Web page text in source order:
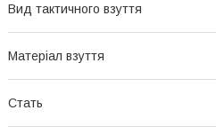
Вид тактичного взуття
Матеріал взуття
Стать